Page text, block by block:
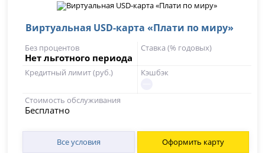
Виртуальная USD-карта «Плати по миру»
Без процентов
Нет льготного периода
Ставка (% годовых)
Кредитный лимит (руб.) Кэшбэк
Стоимость обслуживания
Бесплатно
Все условия Оформить карту